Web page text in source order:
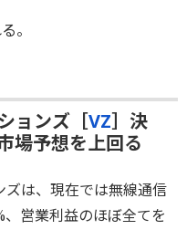
。
ョンズ［VZ］決
場予想を上回る
は、現在では無線通信
営業利益のほぼ全てを